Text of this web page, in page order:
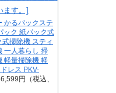
かるパックステ
ック 紙パック式
掃除機 スティ
一人暮らし 掃
軽量掃除機 軽
レス PKV-
円（税込、